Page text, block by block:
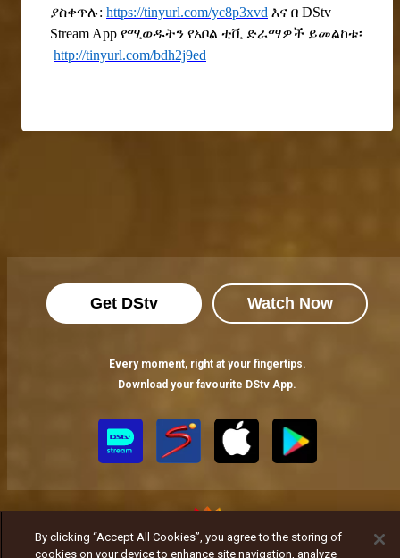
ያስቀጥሉ: https://tinyurl.com/yc8p3xvd እና በ DStv
Stream App የሚወዱትን የአቦል ቲቪ ድራማዎች ይመልከቱ፡
http://tinyurl.com/bdh2j9ed
Get DStv Watch Now
Every moment, right at your fingertips.
Download your favourite DStv App.
By clicking “Accept All Cookies”, you agree to the storing of
cookies on your device to enhance site navigation, analyze